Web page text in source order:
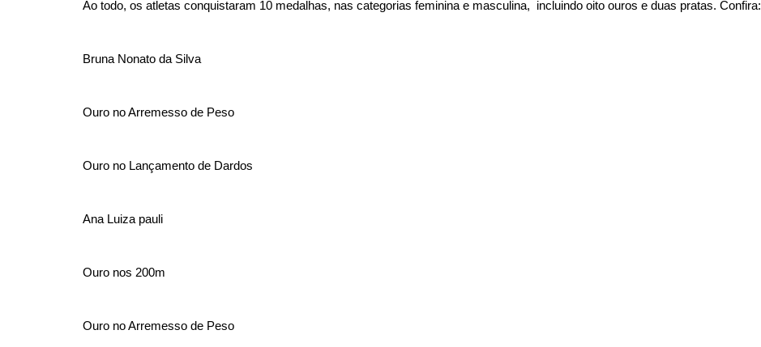
Ao todo, os atletas conquistaram 10 medalhas, nas categorias feminina e masculina, incluindo oito ouros e duas pratas. Confira:
Bruna Nonato da Silva
Ouro no Arremesso de Peso
Ouro no Lançamento de Dardos
Ana Luiza pauli
Ouro nos 200m
Ouro no Arremesso de Peso